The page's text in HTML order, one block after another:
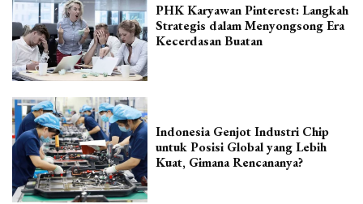
PHK Karyawan Pinterest: Langkah
Strategis dalam Menyongsong Era
Kecerdasan Buatan
Indonesia Genjot Industri Chip
untuk Posisi Global yang Lebih
Kuat, Gimana Rencananya?